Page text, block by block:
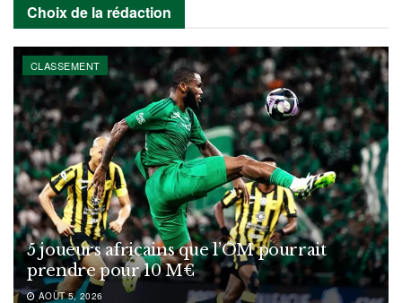
Choix de la rédaction
CLASSEMENT
5 joueurs africains que l’OM pourrait
prendre pour 10 M€
AOÛT 5, 2026